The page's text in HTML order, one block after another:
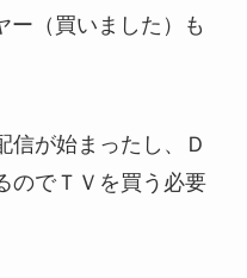
ー（買いました）も
信が始まったし、Ｄ
のでＴＶを買う必要